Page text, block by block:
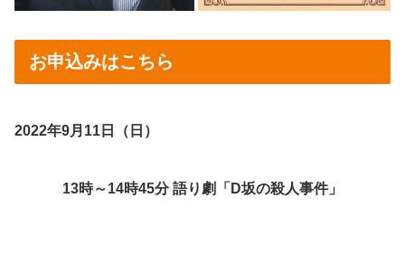
お申込みはこちら
2022年9月11日（日）
13時～14時45分 語り劇「D坂の殺人事件」